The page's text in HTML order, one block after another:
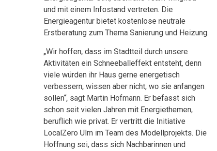
und mit einem Infostand vertreten. Die
Energieagentur bietet kostenlose neutrale
Erstberatung zum Thema Sanierung und Heizung.
„Wir hoffen, dass im Stadtteil durch unsere
Aktivitäten ein Schneeballeffekt entsteht, denn
viele würden ihr Haus gerne energetisch
verbessern, wissen aber nicht, wo sie anfangen
sollen“, sagt Martin Hofmann. Er befasst sich
schon seit vielen Jahren mit Energiethemen,
beruflich wie privat. Er vertritt die Initiative
LocalZero Ulm im Team des Modellprojekts. Die
Hoffnung sei, dass sich Nachbarinnen und